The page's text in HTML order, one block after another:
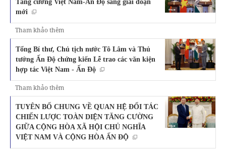
mới
Tham khảo thêm
Tổng Bí thư, Chủ tịch nước Tô Lâm và Thủ
tướng Ấn Độ chứng kiến Lễ trao các văn kiện
hợp tác Việt Nam - Ấn Độ
Tham khảo thêm
TUYÊN BỐ CHUNG VỀ QUAN HỆ ĐỐI TÁC
CHIẾN LƯỢC TOÀN DIỆN TĂNG CƯỜNG
GIỮA CỘNG HÒA XÃ HỘI CHỦ NGHĨA
VIỆT NAM VÀ CỘNG HÒA ẤN ĐỘ